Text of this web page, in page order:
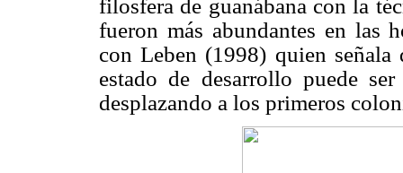
filosfera de guanábana con la
fueron más abundantes en las
con Leben (1998) quien
estado de desarrollo puede
desplazando a los primeros